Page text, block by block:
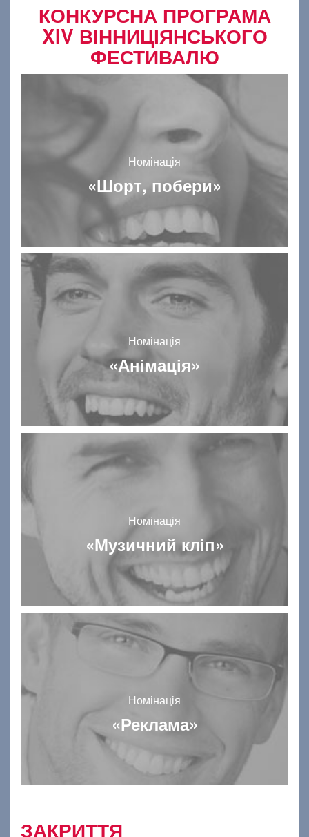
КОНКУРСНА ПРОГРАМА
XIV ВІННИЦІЯНСЬКОГО
ФЕСТИВАЛЮ
Номінація
«Шорт, побери»
Номінація
«Анімація»
Номінація
«Музичний кліп»
Номінація
«Реклама»
ЗАКРИТТЯ